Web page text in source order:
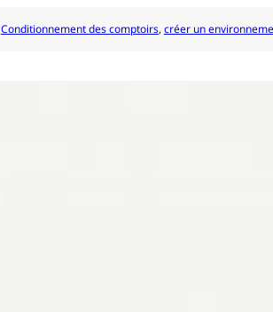
Conditionnement des comptoirs, créer un